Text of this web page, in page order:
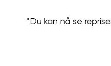
*Du kan nå se